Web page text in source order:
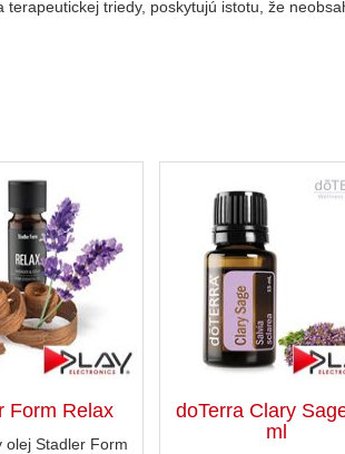
triedy, poskytujú istotu, že
Form Relax
olej Stadler Form
doTerra Clary
ml